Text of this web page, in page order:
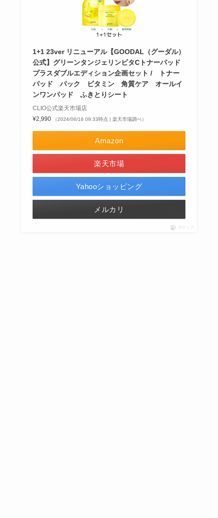
1+1 23ver リニューアル【GOODAL（グーダル）
公式】グリーンタンジェリンビタCトナーパッド
プラスダブルエディション企画セット / トナー
パッド パック ビタミン 角質ケア オールイ
ンワンパッド ふきとりシート
CLIO公式楽天市場店
¥2,990
（2024/06/16 09:33時点 | 楽天市場調べ）
Amazon
楽天市場
Yahooショッピング
メルカリ
ポチップ